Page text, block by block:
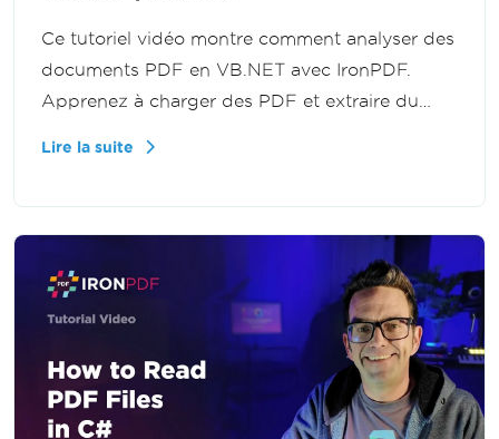
Ce tutoriel vidéo montre comment analyser des
documents PDF en VB.NET avec IronPDF.
Apprenez à charger des PDF et extraire du
Lire la suite